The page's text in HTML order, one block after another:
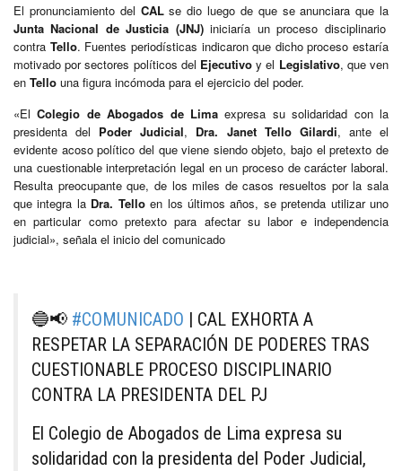
El pronunciamiento del CALse dio luego de que se anunciara que la
Junta Nacional de Justicia (JNJ)iniciaría un proceso disciplinario
contra Tello. Fuentes periodísticas indicaron que dicho proceso estaría
motivado por sectores políticos del Ejecutivo y el Legislativo, que ven
en Tello una figura incómoda para el ejercicio del poder.
«ElColegio de Abogados de Lima expresa su solidaridad con la
presidenta del Poder Judicial, Dra. Janet Tello Gilardi, ante el
evidente acoso político del que viene siendo objeto, bajo el pretexto de
una cuestionable interpretación legal en un proceso de carácter laboral.
Resulta preocupante que, de los miles de casos resueltos por la sala
que integra la Dra. Telloen los últimos años, se pretenda utilizar uno
en particular como pretexto para afectar su labor e independencia
judicial», señala el inicio del comunicado
🔵📢 #COMUNICADO | CAL EXHORTA A
RESPETAR LA SEPARACIÓN DE PODERES TRAS
CUESTIONABLE PROCESO DISCIPLINARIO
CONTRA LA PRESIDENTA DEL PJ
El Colegio de Abogados de Lima expresa su
solidaridad con la presidenta del Poder Judicial,